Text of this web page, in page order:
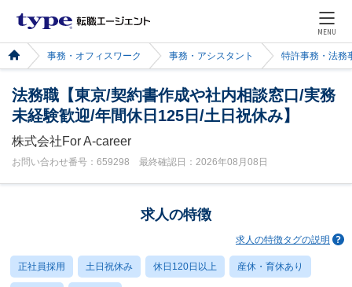
MENU
事務・オフィスワーク 事務・アシスタント 特許事務・法務
法務職【東京/契約書作成や社内相談窓口/実務
未経験歓迎/年間休日125日/土日祝休み】
株式会社For A-career
お問い合わせ番号：659298 最終確認日：2026年08月08日
求人の特徴
求人の特徴タグの説明
正社員採用 土日祝休み 休日120日以上 産休・育休あり